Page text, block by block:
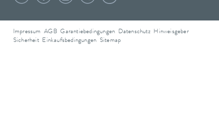
Impressum AGB Garantiebedingungen Datenschutz Hinweisgeber
Sicherheit Einkaufsbedingungen Sitemap